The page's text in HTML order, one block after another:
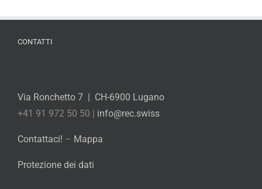
CONTATTI
Via Ronchetto 7 | CH-6900 Lugano
+41 91 972 50 50 | info@rec.swiss
Contattaci! – Mappa
Protezione dei dati